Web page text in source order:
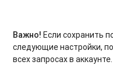
Важно! Если сохранить
следующие настройки,
всех запросах в аккаунте.